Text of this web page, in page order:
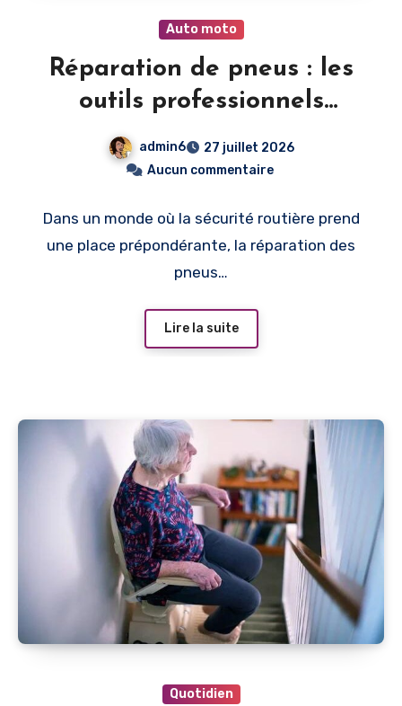
Auto moto
Réparation de pneus : les
outils professionnels
utilisés par les garagistes
admin6
27 juillet 2026
Aucun commentaire
Dans un monde où la sécurité routière prend
une place prépondérante, la réparation des
pneus…
Lire la suite
Quotidien